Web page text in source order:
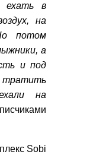
ехать в
на
потом
, а
и под
тратить
на
Sobi